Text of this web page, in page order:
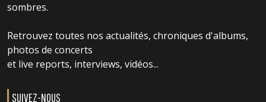
sombres.
Retrouvez toutes nos actualités, chroniques d'albums,
photos de concerts
et live reports, interviews, vidéos...
SUIVEZ-NOUS